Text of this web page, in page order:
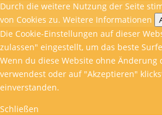
Durch die weitere Nutzung der Seite
von Cookies zu. Weitere Informationen
Die Cookie-Einstellungen auf dieser
zulassen" eingestellt, um das beste
Wenn du diese Website ohne Änderung
verwendest oder auf "Akzeptieren"
einverstanden.
Schließen